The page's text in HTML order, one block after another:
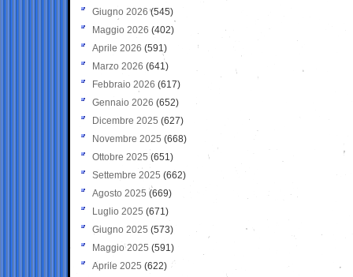
Giugno 2026 (545)
Maggio 2026 (402)
Aprile 2026 (591)
Marzo 2026 (641)
Febbraio 2026 (617)
Gennaio 2026 (652)
Dicembre 2025 (627)
Novembre 2025 (668)
Ottobre 2025 (651)
Settembre 2025 (662)
Agosto 2025 (669)
Luglio 2025 (671)
Giugno 2025 (573)
Maggio 2025 (591)
Aprile 2025 (622)